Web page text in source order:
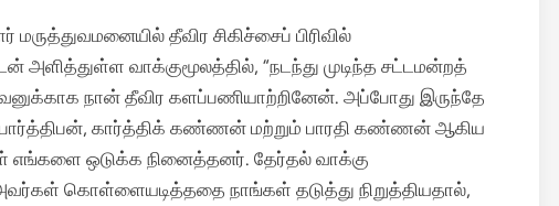
மருத்துவமனையில் தீவிர சிகிச்சைப் பிரிவில்
வாக்குமூலத்தில், “நடந்து முடிந்த சட்டமன்றத்
நான் தீவிர களப்பணியாற்றினேன். அப்போது இருந்தே
கார்த்திக் கண்ணன் மற்றும் பாரதி கண்ணன் ஆகிய
எங்களை ஒடுக்க நினைத்தனர். தேர்தல் வாக்கு
கொள்ளையடித்ததை நாங்கள் தடுத்து நிறுத்தியதால்,